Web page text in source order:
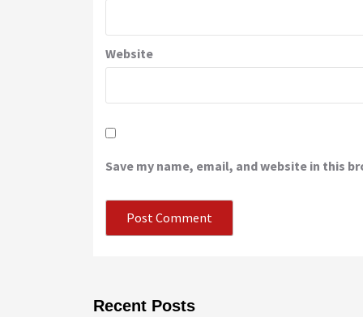
Website
Save my name, email, and website in this
Recent Posts